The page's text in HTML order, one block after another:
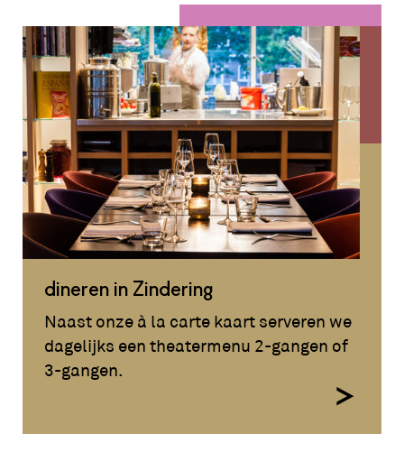
dineren in Zindering
Naast onze à la carte kaart serveren we
dagelijks een theatermenu 2-gangen of
3-gangen.